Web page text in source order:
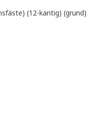
(12-kantig) (grund)